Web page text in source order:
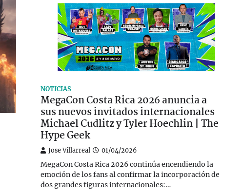
NOTICIAS
MegaCon Costa Rica 2026 anuncia a
sus nuevos invitados internacionales
Michael Cudlitz y Tyler Hoechlin | The
Hype Geek
Jose Villarreal 01/04/2026
MegaCon Costa Rica 2026 continúa encendiendo la
emoción de los fans al confirmar la incorporación de
dos grandes figuras internacionales:…